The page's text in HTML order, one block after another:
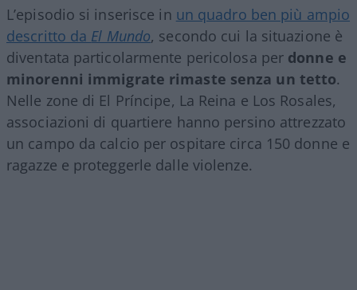
L’episodio si inserisce in un quadro ben più ampio
descritto da El Mundo, secondo cui la situazione è
diventata particolarmente pericolosa per donne e
minorenni immigrate rimaste senza un tetto.
Nelle zone di El Príncipe, La Reina e Los Rosales,
associazioni di quartiere hanno persino attrezzato
un campo da calcio per ospitare circa 150 donne e
ragazze e proteggerle dalle violenze.